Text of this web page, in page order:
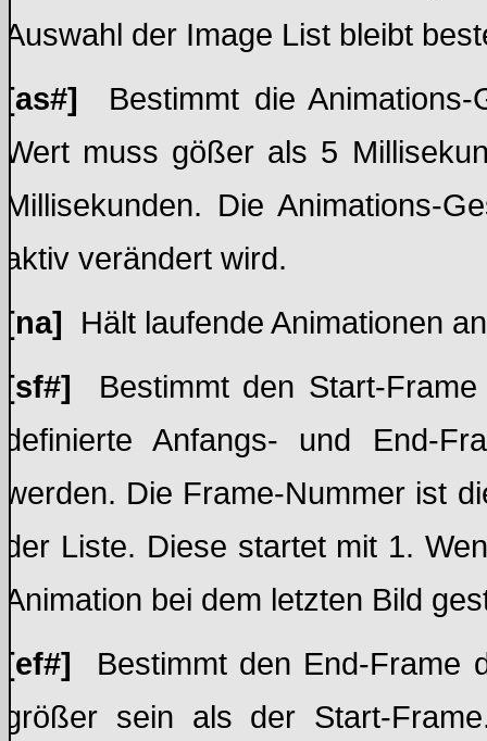
Auswahl der Image List bleibt
[as#] Bestimmt die Animations-
Wert muss gößer als 5
Millisekunden. Die Animations-
aktiv verändert wird.
[na]
Hält laufende Animationen
[sf#] Bestimmt den Start-
definierte Anfangs- und End-
werden. Die Frame-Nummer ist
der Liste. Diese startet mit 1.
Animation bei dem letzten Bild
[ef#]
Bestimmt den End-Frame
größer sein als der Start-